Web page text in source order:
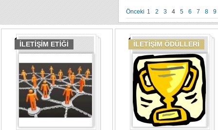
Önceki 1 2 3 4 5 6 7 8 9
İLETİŞİM ETİĞİ İLETİŞİM ÖDÜLLERİ